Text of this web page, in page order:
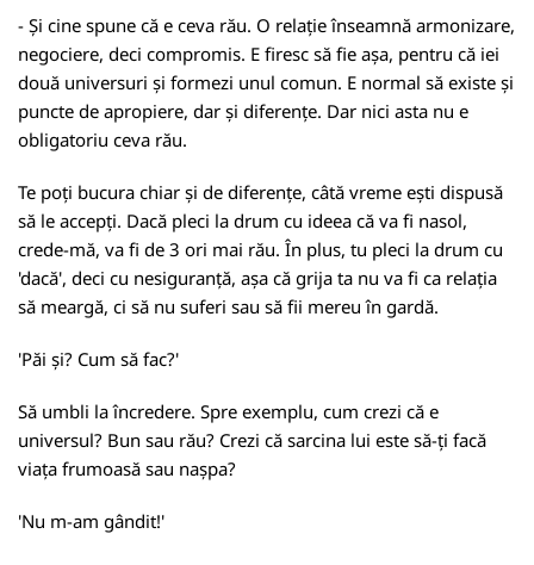
- Și cine spune că e ceva rău. O relație înseamnă armonizare,
negociere, deci compromis. E firesc să fie așa, pentru că iei
două universuri și formezi unul comun. E normal să existe și
puncte de apropiere, dar și diferențe. Dar nici asta nu e
obligatoriu ceva rău.
Te poți bucura chiar și de diferențe, câtă vreme ești dispusă
să le accepți. Dacă pleci la drum cu ideea că va fi nasol,
crede-mă, va fi de 3 ori mai rău. În plus, tu pleci la drum cu
'dacă', deci cu nesiguranță, așa că grija ta nu va fi ca relația
să meargă, ci să nu suferi sau să fii mereu în gardă.
'Păi și? Cum să fac?'
Să umbli la încredere. Spre exemplu, cum crezi că e
universul? Bun sau rău? Crezi că sarcina lui este să-ți facă
viața frumoasă sau nașpa?
'Nu m-am gândit!'